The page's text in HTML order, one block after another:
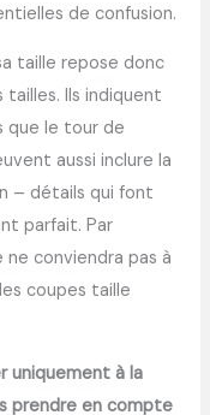
de confusion.
taille repose donc
tailles. Ils indiquent
que le tour de
aussi inclure la
– détails qui font
parfait. Par
conviendra pas à
coupes taille
uniquement à la
prendre en compte